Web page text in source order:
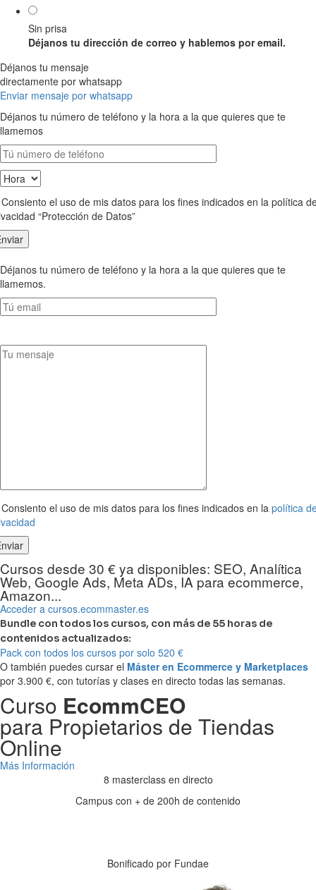
Sin prisa
Déjanos tu dirección de correo y hablemos por email.
Déjanos tu mensaje
directamente por whatsapp
Enviar mensaje por whatsapp
Déjanos tu número de teléfono y la hora a la que quieres que te
llamemos
el uso de mis datos para los fines indicados en la política
“Protección de Datos”
Déjanos tu número de teléfono y la hora a la que quieres que te
llamemos.
el uso de mis datos para los fines indicados en la política
Cursos desde 30 € ya disponibles: SEO, Analítica
Web, Google Ads, Meta ADs, IA para ecommerce,
Amazon...
Acceder a cursos.ecommaster.es
Bundle con todos los cursos, con más de 55 horas de
contenidos actualizados:
Pack con todos los cursos por solo 520 €
O también puedes cursar el Máster en Ecommerce y Marketplaces
por 3.900 €, con tutorías y clases en directo todas las semanas.
Curso EcommCEO
para Propietarios de Tiendas
Online
Más Información
8 masterclass en directo
Campus con + de 200h de contenido
Bonificado por Fundae